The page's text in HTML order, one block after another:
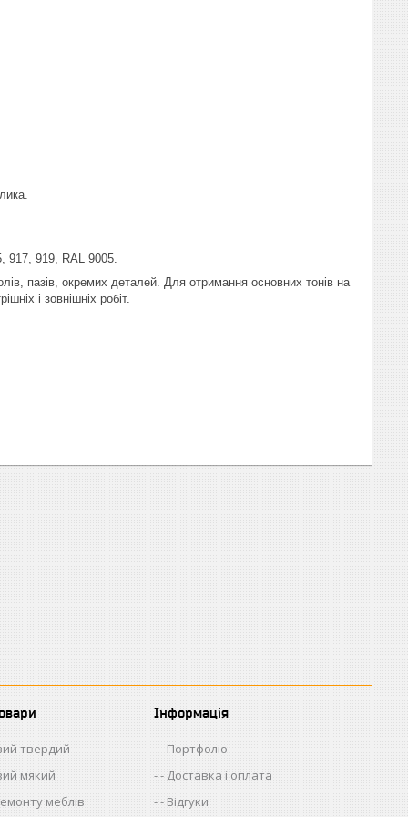
917, 919, RAL 9005.
пазів, окремих деталей. Для отримання основних тонів на
і зовнішніх робіт.
твердий
мякий
меблів
Інформація
- Портфоліо
- Доставка і оплата
- Відгуки